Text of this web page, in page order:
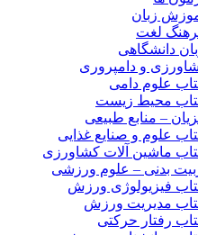
زبان
لغت
دانشگاهی
و دامپروری
علوم دامی
محیط زیست
– منابع طبیعی
علوم و صنایع غذایی
ماشین آلات کشاورزی
بدنی – علوم ورزشی
فیزیولوژی ورزش
مدیریت ورزش
رفتار حرکتی